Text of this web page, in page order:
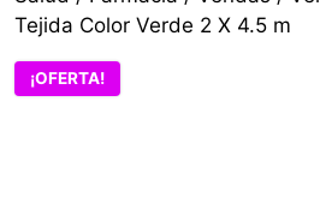
Tejida Color Verde 2 X 4.5 m
¡OFERTA!